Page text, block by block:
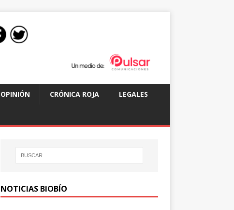
OPINIÓN CRÓNICA ROJA LEGALES
NOTICIAS BIOBÍO